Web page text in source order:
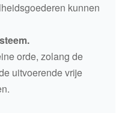
kunnen
orde, zolang de
uitvoerende vrije